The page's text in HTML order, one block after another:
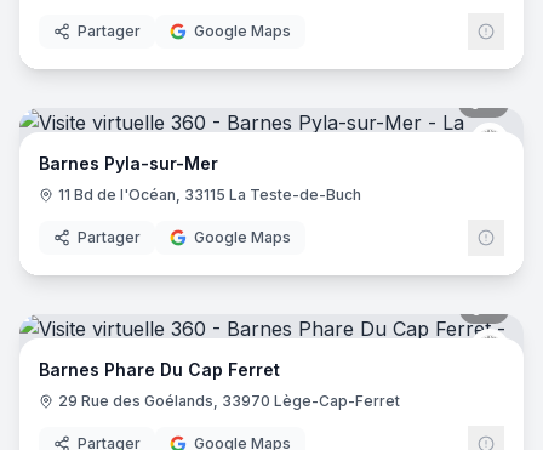
Partager Google Maps
Barnes Pyla-sur-Mer
11 Bd de l'Océan, 33115 La Teste-de-Buch
Partager Google Maps
Barnes Phare Du Cap Ferret
29 Rue des Goélands, 33970 Lège-Cap-Ferret
Partager Google Maps